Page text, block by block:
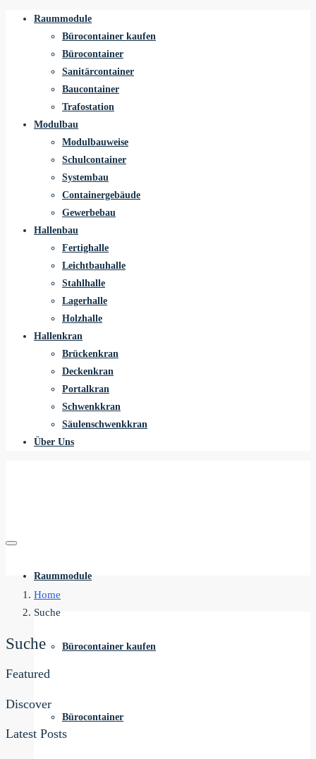
Raummodule
Bürocontainer kaufen
Bürocontainer
Sanitärcontainer
Baucontainer
Trafostation
Modulbau
Modulbauweise
Schulcontainer
Systembau
Containergebäude
Gewerbebau
Hallenbau
Fertighalle
Leichtbauhalle
Stahlhalle
Lagerhalle
Holzhalle
Hallenkran
Brückenkran
Deckenkran
Portalkran
Schwenkkran
Säulenschwenkkran
Über Uns
Raummodule
Bürocontainer kaufen
Bürocontainer
Home
Suche
Suche
Featured
Discover
Latest Posts